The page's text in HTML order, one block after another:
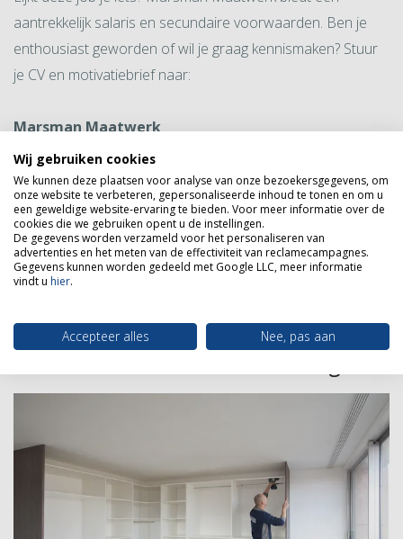
aantrekkelijk salaris en secundaire voorwaarden. Ben je
enthousiast geworden of wil je graag kennismaken? Stuur
je CV en motivatiebrief naar:
Marsman Maatwerk
t.a.v. Dhr. H. Marsman
Lierweg 105
2678 CV De Lier
herman@marsmanmaatwerk.nl
0174 420 861
Wij gebruiken cookies
We kunnen deze plaatsen voor analyse van onze bezoekersgegevens, om
onze website te verbeteren, gepersonaliseerde inhoud te tonen en om u
een geweldige website-ervaring te bieden. Voor meer informatie over de
cookies die we gebruiken opent u de instellingen.
De gegevens worden verzameld voor het personaliseren van
advertenties en het meten van de effectiviteit van reclamecampagnes.
Gegevens kunnen worden gedeeld met Google LLC, meer informatie
vindt u hier.
Accepteer alles Nee, pas aan